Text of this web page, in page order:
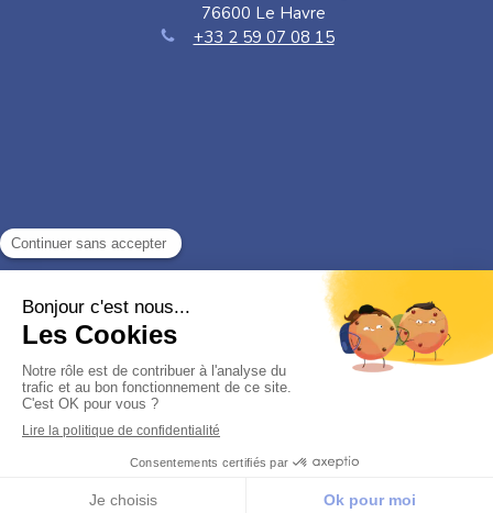
76600 Le Havre
+33 2 59 07 08 15
Politique de confidentialité et charte cookie
Conditions Générales Utilisation
Charte déontologique